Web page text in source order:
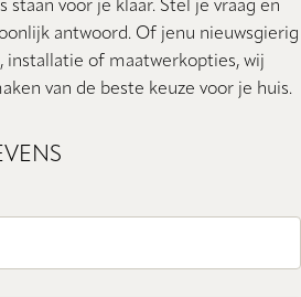
​​voor je klaar. Stel je vraag en
antwoord. Of jenu nieuwsgierig
installatie of maatwerkopties, wij
van de beste keuze voor je huis.